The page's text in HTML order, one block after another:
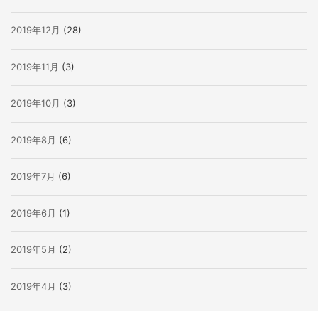
2019年12月 (28)
2019年11月 (3)
2019年10月 (3)
2019年8月 (6)
2019年7月 (6)
2019年6月 (1)
2019年5月 (2)
2019年4月 (3)